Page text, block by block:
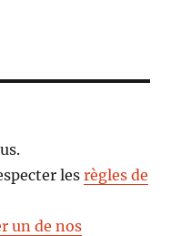
lesrègles de
un de nos